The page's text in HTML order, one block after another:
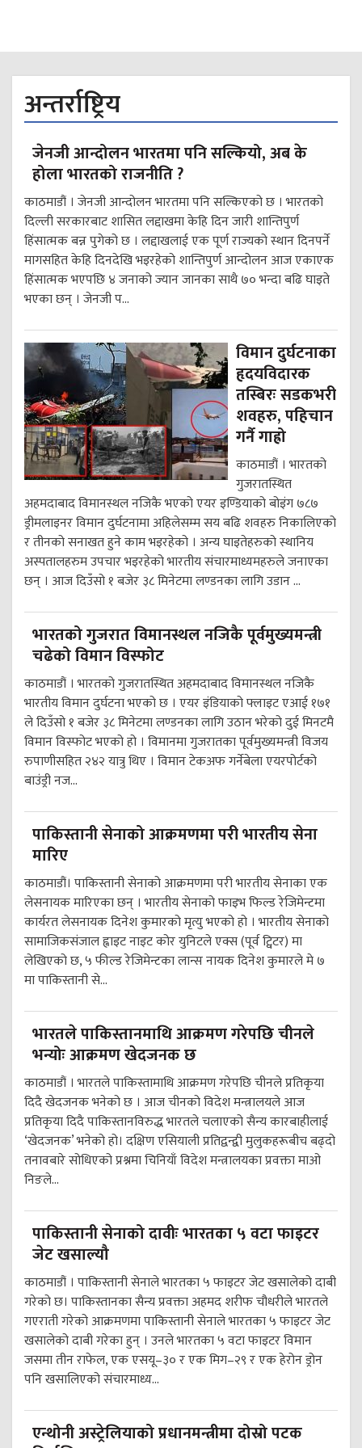
अन्तर्राष्ट्रिय
जेनजी आन्दोलन भारतमा पनि सल्कियो, अब के
होला भारतको राजनीति ?
काठमाडौं । जेनजी आन्दोलन भारतमा पनि सल्किएको छ । भारतको
दिल्ली सरकारबाट शासित लद्दाखमा केहि दिन जारी शान्तिपुर्ण
हिंसात्मक बन्न पुगेको छ । लद्दाखलाई एक पूर्ण राज्यको स्थान दिनपर्ने
मागसहित केहि दिनदेखि भइरहेको शान्तिपुर्ण आन्दोलन आज एकाएक
हिंसात्मक भएपछि ४ जनाको ज्यान जानका साथै ७० भन्दा बढि घाइते
भएका छन् । जेनजी प...
विमान दुर्घटनाका
हृदयविदारक
तस्बिरः सडकभरी
शवहरु, पहिचान
गर्नै गाह्रो
काठमाडौं । भारतको
गुजरातस्थित
अहमदाबाद विमानस्थल नजिकै भएको एयर इण्डियाको बोइंग ७८७
ड्रीमलाइनर विमान दुर्घटनामा अहिलेसम्म सय बढि शवहरु निकालिएको
र तीनको सनाखत हुने काम भइरहेको । अन्य घाइतेहरुको स्थानिय
अस्पतालहरुम उपचार भइरहेको भारतीय संचारमाध्यमहरुले जनाएका
छन् । आज दिउँसो १ बजेर ३८ मिनेटमा लण्डनका लागि उडान ...
भारतको गुजरात विमानस्थल नजिकै पूर्वमुख्यमन्त्री
चढेको विमान विस्फोट
काठमाडौं । भारतको गुजरातस्थित अहमदाबाद विमानस्थल नजिकै
भारतीय विमान दुर्घटना भएको छ । एयर इंडियाको फ्लाइट एआई १७१
ले दिउँसो १ बजेर ३८ मिनेटमा लण्डनका लागि उठान भरेको दुई मिनटमै
विमान विस्फोट भएको हो । विमानमा गुजरातका पूर्वमुख्यमन्त्री विजय
रुपाणीसहित २४२ यात्रु थिए । विमान टेकअफ गर्नेबेला एयरपोर्टको
बाउंड्री नज...
पाकिस्तानी सेनाको आक्रमणमा परी भारतीय सेना
मारिए
काठमाडौं। पाकिस्तानी सेनाको आक्रमणमा परी भारतीय सेनाका एक
लेसनायक मारिएका छन् । भारतीय सेनाको फाइभ फिल्ड रेजिमेन्टमा
कार्यरत लेसनायक दिनेश कुमारको मृत्यु भएको हो । भारतीय सेनाको
सामाजिकसंजाल ह्वाइट नाइट कोर युनिटले एक्स (पूर्व ट्विटर) मा
लेखिएको छ, ५ फील्ड रेजिमेन्टका लान्स नायक दिनेश कुमारले मे ७
मा पाकिस्तानी से...
भारतले पाकिस्तानमाथि आक्रमण गरेपछि चीनले
भन्योः आक्रमण खेदजनक छ
काठमाडौं । भारतले पाकिस्तामाथि आक्रमण गरेपछि चीनले प्रतिकृया
दिदै खेदजनक भनेको छ । आज चीनको विदेश मन्त्रालयले आज
प्रतिकृया दिदै पाकिस्तानविरुद्ध भारतले चलाएको सैन्य कारबाहीलाई
‘खेदजनक’ भनेको हो। दक्षिण एसियाली प्रतिद्वन्द्वी मुलुकहरूबीच बढ्दो
तनावबारे सोधिएको प्रश्नमा चिनियाँ विदेश मन्त्रालयका प्रवक्ता माओ
निङले...
पाकिस्तानी सेनाको दावीः भारतका ५ वटा फाइटर
जेट खसाल्यौ
काठमाडौं । पाकिस्तानी सेनाले भारतका ५ फाइटर जेट खसालेको दाबी
गरेको छ। पाकिस्तानका सैन्य प्रवक्ता अहमद शरीफ चौधरीले भारतले
गएराती गरेको आक्रमणमा पाकिस्तानी सेनाले भारतका ५ फाइटर जेट
खसालेको दाबी गरेका हुन् । उनले भारतका ५ वटा फाइटर विमान
जसमा तीन राफेल, एक एसयू–३० र एक मिग–२९ र एक हेरोन ड्रोन
पनि खसालिएको संचारमाध्य...
एन्थोनी अस्ट्रेलियाको प्रधानमन्त्रीमा दोस्रो पटक